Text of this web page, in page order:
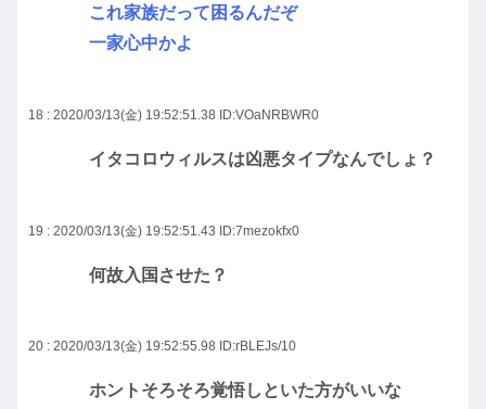
これ家族だって困るんだぞ
一家心中かよ
18 : 2020/03/13(金) 19:52:51.38 ID:VOaNRBWR0
イタコロウィルスは凶悪タイプなんでしょ？
19 : 2020/03/13(金) 19:52:51.43 ID:7mezokfx0
何故入国させた？
20 : 2020/03/13(金) 19:52:55.98 ID:rBLEJs/10
ホントそろそろ覚悟しといた方がいいな